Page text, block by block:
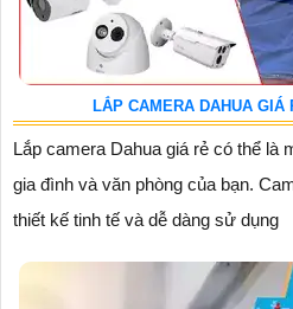
LẮP CAMERA DAHUA GIÁ
Lắp camera Dahua giá rẻ có thể là
gia đình và văn phòng của bạn.
thiết kế tinh tế và dễ dàng sử dụng